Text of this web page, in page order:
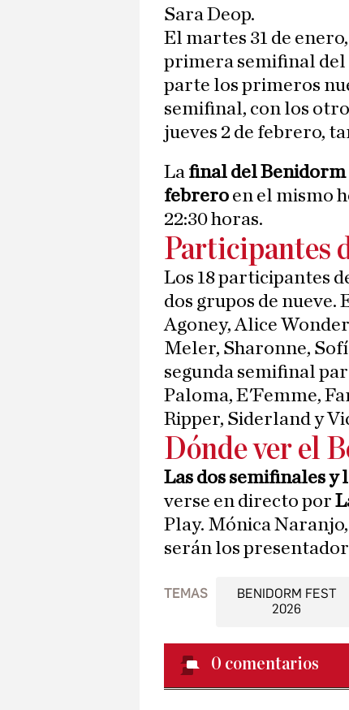
Sara Deop.
El martes 31 de
primera semifinal del
parte los primeros
semifinal, con los
jueves 2 de febrero,
La final del Benidorm
febrero en el mismo
22:30 horas.
Participantes
Los 18 participantes
dos grupos de
Agoney, Alice
Meler, Sharonne,
segunda semifinal
Paloma, E'Femme,
Ripper, Siderland y
Dónde ver el
Las dos semifinales y
verse en directo por
Play. Mónica
serán los
TEMAS
BENIDORM FEST
2026
0 comentarios